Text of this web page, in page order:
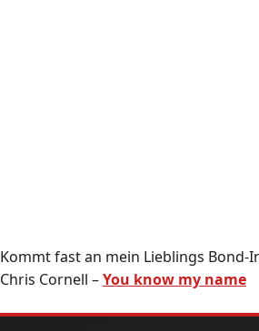
Kommt fast an mein Lieblings Bond-
Chris Cornell –You know my name